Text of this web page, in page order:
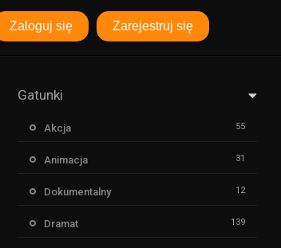
Zarejestruj się
Zaloguj się
Gatunki
Akcja 55
Animacja 31
Dokumentalny 12
Dramat 139